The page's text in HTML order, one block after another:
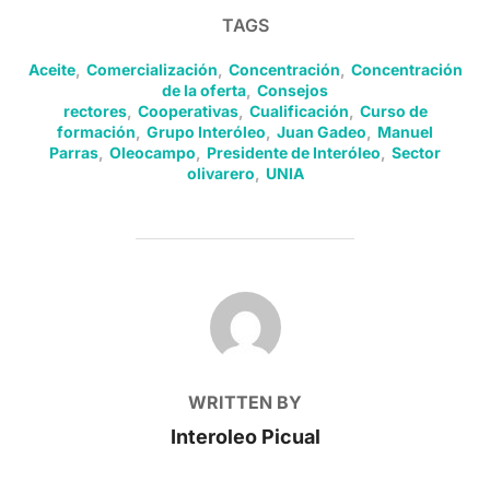
TAGS
Aceite, Comercialización Concentración
Concentración
de la oferta Consejos
rectores, Cooperativas, Cualificación
Curso de
formación
Grupo Interóleo Juan Gadeo
Manuel
Parras Oleocampo Presidente de Interóleo
Sector
olivarero
UNIA
POST AUTHOR
WRITTEN BY
Interoleo Picual